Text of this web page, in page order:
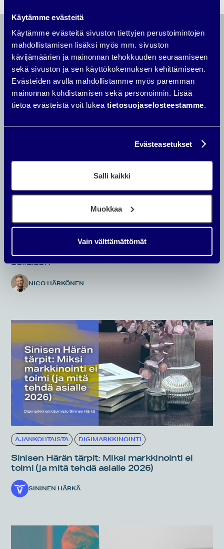
Käytämme evästeitä
Käytämme evästeitä sivuston tiettyjen perustoimintojen
mahdollistamisen lisäksi myös mm. sivuston
kävijämäärien ja mainonnan tehokkuuden seuraamiseen
sekä sivuston ja sen käyttökokemuksen kehittämiseen.
Evästeiden avulla mahdollistamme myös paremman
mainonnan kohdistamisen sekä personoinnin. Lisää
tietoa evästeistä voit lukea tietosuojaselosteestamme.
Evästeasetukset
Salli kaikki
Muokkaa
Vain välttämättömät
Lue seuraavaksi
Myyvä laskeutumissivu - Näin rakennat
sellaisen
NICO HÄRKÖNEN
AJANKOHTAISTA DIGIMARKKINOINTI
Sinisen Härän tärpit: Miksi markkinointi ei
toimi (ja mitä tehdä asialle 2026)
SININEN HÄRKÄ